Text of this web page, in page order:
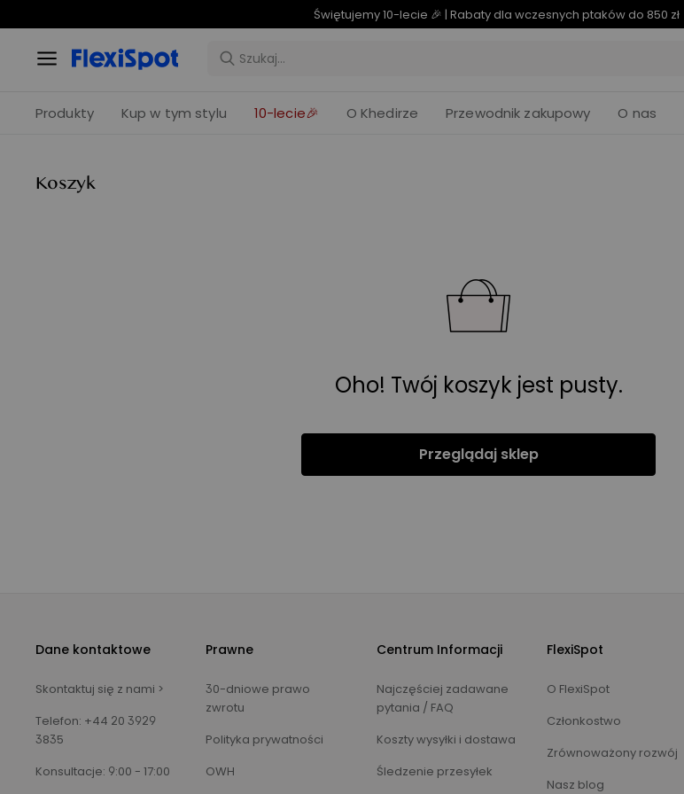
Świętujemy 10-lecie 🎉 | Rabaty dla wczesnych ptaków do 850 zł
Produkty Kup w tym stylu 10-lecie🎉 O Khedirze Przewodnik zakupowy O nas
Koszyk
Oho! Twój koszyk jest pusty.
Przeglądaj sklep
Dane kontaktowe
Skontaktuj się z nami >
Telefon: +44 20 3929
3835
Konsultacje: 9:00 - 17:00
Prawne
30-dniowe prawo
zwrotu
Polityka prywatności
OWH
Centrum Informacji
Najczęściej zadawane
pytania / FAQ
Koszty wysyłki i dostawa
Śledzenie przesyłek
FlexiSpot
O FlexiSpot
Członkostwo
Zrównoważony rozwój
Nasz blog